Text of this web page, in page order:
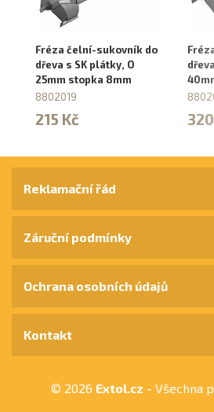
Fréza čelní-sukovník do
dřeva s SK plátky, O
25mm stopka 8mm
8802019
215 Kč
© 2026 Extol.cz - Všechna
Reklamační řád
Záruční podmínky
Ochrana osobních údajů
Kontakt